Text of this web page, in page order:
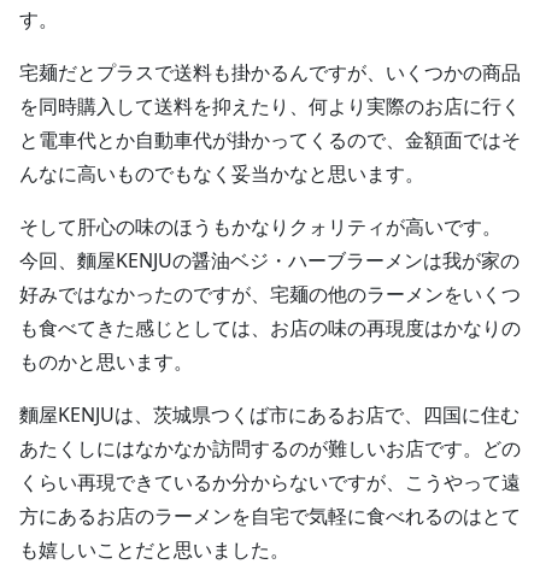
す。
宅麺だとプラスで送料も掛かるんですが、いくつかの商品
を同時購入して送料を抑えたり、何より実際のお店に行く
と電車代とか自動車代が掛かってくるので、金額面ではそ
んなに高いものでもなく妥当かなと思います。
そして肝心の味のほうもかなりクォリティが高いです。
今回、麵屋KENJUの醤油ベジ・ハーブラーメンは我が家の
好みではなかったのですが、宅麺の他のラーメンをいくつ
も食べてきた感じとしては、お店の味の再現度はかなりの
ものかと思います。
麵屋KENJUは、茨城県つくば市にあるお店で、四国に住む
あたくしにはなかなか訪問するのが難しいお店です。どの
くらい再現できているか分からないですが、こうやって遠
方にあるお店のラーメンを自宅で気軽に食べれるのはとて
も嬉しいことだと思いました。